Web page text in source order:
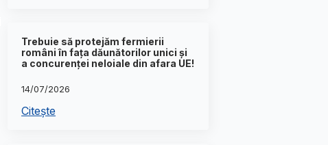
Trebuie să protejăm fermierii
români în fața dăunătorilor unici și
a concurenței neloiale din afara UE!
14/07/2026
Citește